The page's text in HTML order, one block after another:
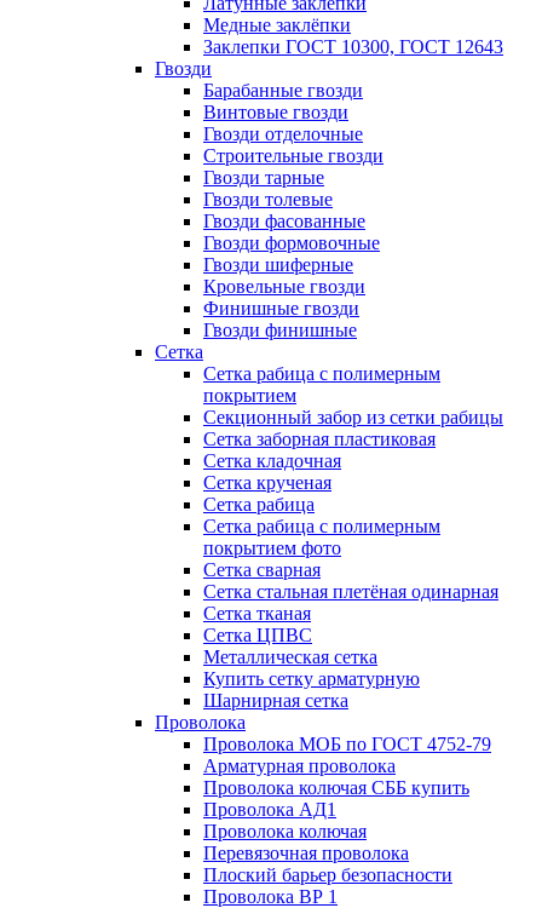
Медные заклёпки
Заклепки ГОСТ 10300, ГОСТ 12643
Гвозди
Барабанные гвозди
Винтовые гвозди
Гвозди отделочные
Строительные гвозди
Гвозди тарные
Гвозди толевые
Гвозди фасованные
Гвозди формовочные
Гвозди шиферные
Кровельные гвозди
Финишные гвозди
Гвозди финишные
Сетка
Сетка рабица с полимерным
покрытием
Секционный забор из сетки рабицы
Сетка заборная пластиковая
Сетка кладочная
Сетка крученая
Сетка рабица
Сетка рабица с полимерным
покрытием фото
Сетка сварная
Сетка стальная плетёная одинарная
Сетка тканая
Сетка ЦПВС
Металлическая сетка
Купить сетку арматурную
Шарнирная сетка
Проволока
Проволока МОБ по ГОСТ 4752-79
Арматурная проволока
Проволока колючая СББ купить
Проволока АД1
Проволока колючая
Перевязочная проволока
Плоский барьер безопасности
Проволока ВР 1